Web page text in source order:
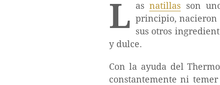
L asnatillas son
principio, nacieron
sus otros
y dulce.
Con la ayuda del
constantemente ni